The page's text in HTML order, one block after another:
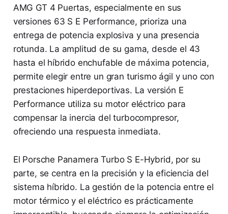
AMG GT 4 Puertas, especialmente en sus
versiones 63 S E Performance, prioriza una
entrega de potencia explosiva y una presencia
rotunda. La amplitud de su gama, desde el 43
hasta el híbrido enchufable de máxima potencia,
permite elegir entre un gran turismo ágil y uno con
prestaciones hiperdeportivas. La versión E
Performance utiliza su motor eléctrico para
compensar la inercia del turbocompresor,
ofreciendo una respuesta inmediata.
El Porsche Panamera Turbo S E-Hybrid, por su
parte, se centra en la precisión y la eficiencia del
sistema híbrido. La gestión de la potencia entre el
motor térmico y el eléctrico es prácticamente